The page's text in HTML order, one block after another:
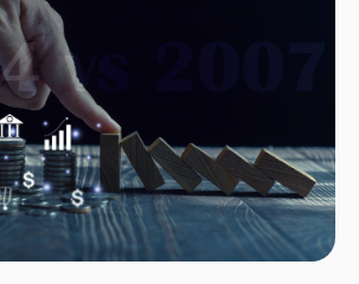
다는 금리인상 기대에 기반. 미 달러는 엔화 강세에
인플레이션, 완고하게 유지되며 연준의 금리인하
선호하는 개인소비지출(PCE) 핵심 물가는 전년 대비
목표치를 상회. 전월 대비 기준은 0.3% 상승하며
품 가격은 큰 변동이 없었던 반면 서비스 가격이
주요 원인. 특히 비주거용 서비스 부문의 상승세가
장이 견고하게 유지되고 있고 인플레이션은
준의 통화정책, 즉 금리인하 속도가 이전과 비교해
분석. 10월의 PCE 보고서는 연준의 점진적
하고 있어 금리인하를 서두르지 않을 것으로 전망.
면서 시장의 변동성 확대. 한편 실질 소비자 지출은